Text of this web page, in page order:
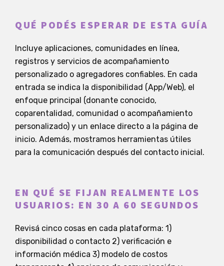
QUÉ PODÉS ESPERAR DE ESTA GUÍA
Incluye aplicaciones, comunidades en línea,
registros y servicios de acompañamiento
personalizado o agregadores confiables. En cada
entrada se indica la disponibilidad (App/Web), el
enfoque principal (donante conocido,
coparentalidad, comunidad o acompañamiento
personalizado) y un enlace directo a la página de
inicio. Además, mostramos herramientas útiles
para la comunicación después del contacto inicial.
EN QUÉ SE FIJAN REALMENTE LOS
USUARIOS: EN 30 A 60 SEGUNDOS
Revisá cinco cosas en cada plataforma: 1)
disponibilidad o contacto 2) verificación e
información médica 3) modelo de costos